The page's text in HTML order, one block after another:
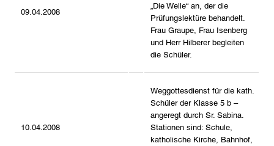
09.04.2008
„Die Welle“ an, der die
Prüfungslektüre behandelt.
Frau Graupe, Frau Isenberg
und Herr Hilberer begleiten
die Schüler.
10.04.2008
Weggottesdienst für die kath.
Schüler der Klasse 5 b –
angeregt durch Sr. Sabina.
Stationen sind: Schule,
katholische Kirche, Bahnhof,